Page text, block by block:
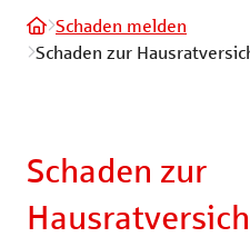
GAPcare – die
versicherung
Fahrradversicherung
Schaden melden
Schaden zur
Schaden zur